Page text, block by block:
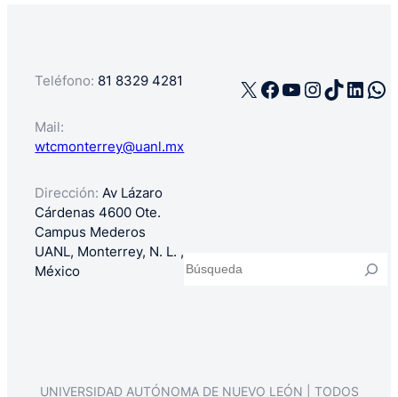
Teléfono: 81 8329 4281
Mail:
wtcmonterrey@uanl.mx
Dirección: Av Lázaro
Cárdenas 4600 Ote.
Campus Mederos
UANL, Monterrey, N. L. ,
México
X Facebook
YouTube
TikTok
UNIVERSIDAD AUTÓNOMA DE NUEVO LEÓN | TODOS